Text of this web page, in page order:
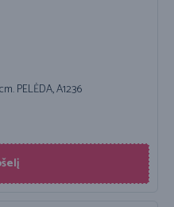
PELĖDA, A1236